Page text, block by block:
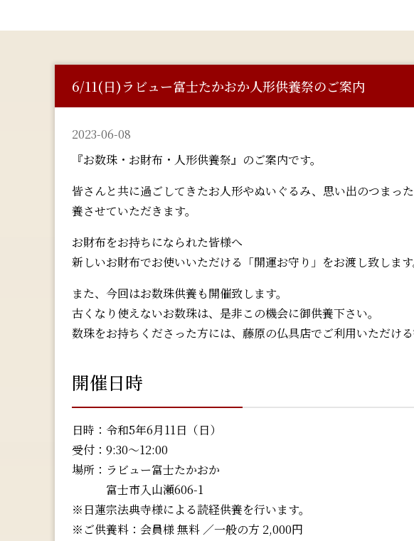
6/11(日)ラビュー富士たかおか人形供養祭のご案内
2023-06-08
『お数珠・お財布・人形供養祭』のご案内です。
皆さんと共に過ごしてきたお人形やぬいぐるみ、思い出のつまっ
養させていただきます。
お財布をお持ちになられた皆様へ
新しいお財布でお使いいただける「開運お守り」をお渡し致します
また、今回はお数珠供養も開催致します。
古くなり使えないお数珠は、是非この機会に御供養下さい。
数珠をお持ちくださった方には、藤原の仏具店でご利用いただけ
開催日時
日時：令和5年6月11日（日）
受付：9:30～12:00
場所：ラビュー富士たかおか
富士市入山瀬606-1
※日蓮宗法典寺様による読経供養を行います。
※ご供養料：会員様 無料 ／一般の方 2,000円